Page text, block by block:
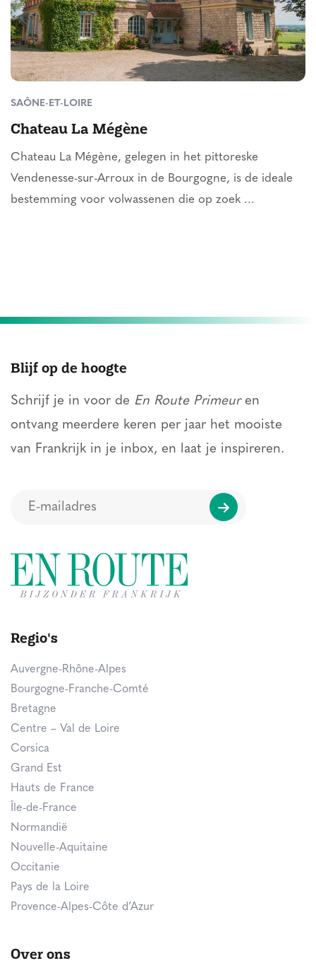
SAÔNE-ET-LOIRE
Chateau La Mégène
Chateau La Mégène, gelegen in het pittoreske
Vendenesse-sur-Arroux in de Bourgogne, is de ideale
bestemming voor volwassenen die op zoek ...
Blijf op de hoogte
Schrijf je in voor de En Route Primeuren
ontvang meerdere keren per jaar het mooiste
van Frankrijk in je inbox, en laat je inspireren.
Regio's
Auvergne-Rhône-Alpes
Bourgogne-Franche-Comté
Bretagne
Centre – Val de Loire
Corsica
Grand Est
Hauts de France
Île-de-France
Normandië
Nouvelle-Aquitaine
Occitanie
Pays de la Loire
Provence-Alpes-Côte d’Azur
Over ons